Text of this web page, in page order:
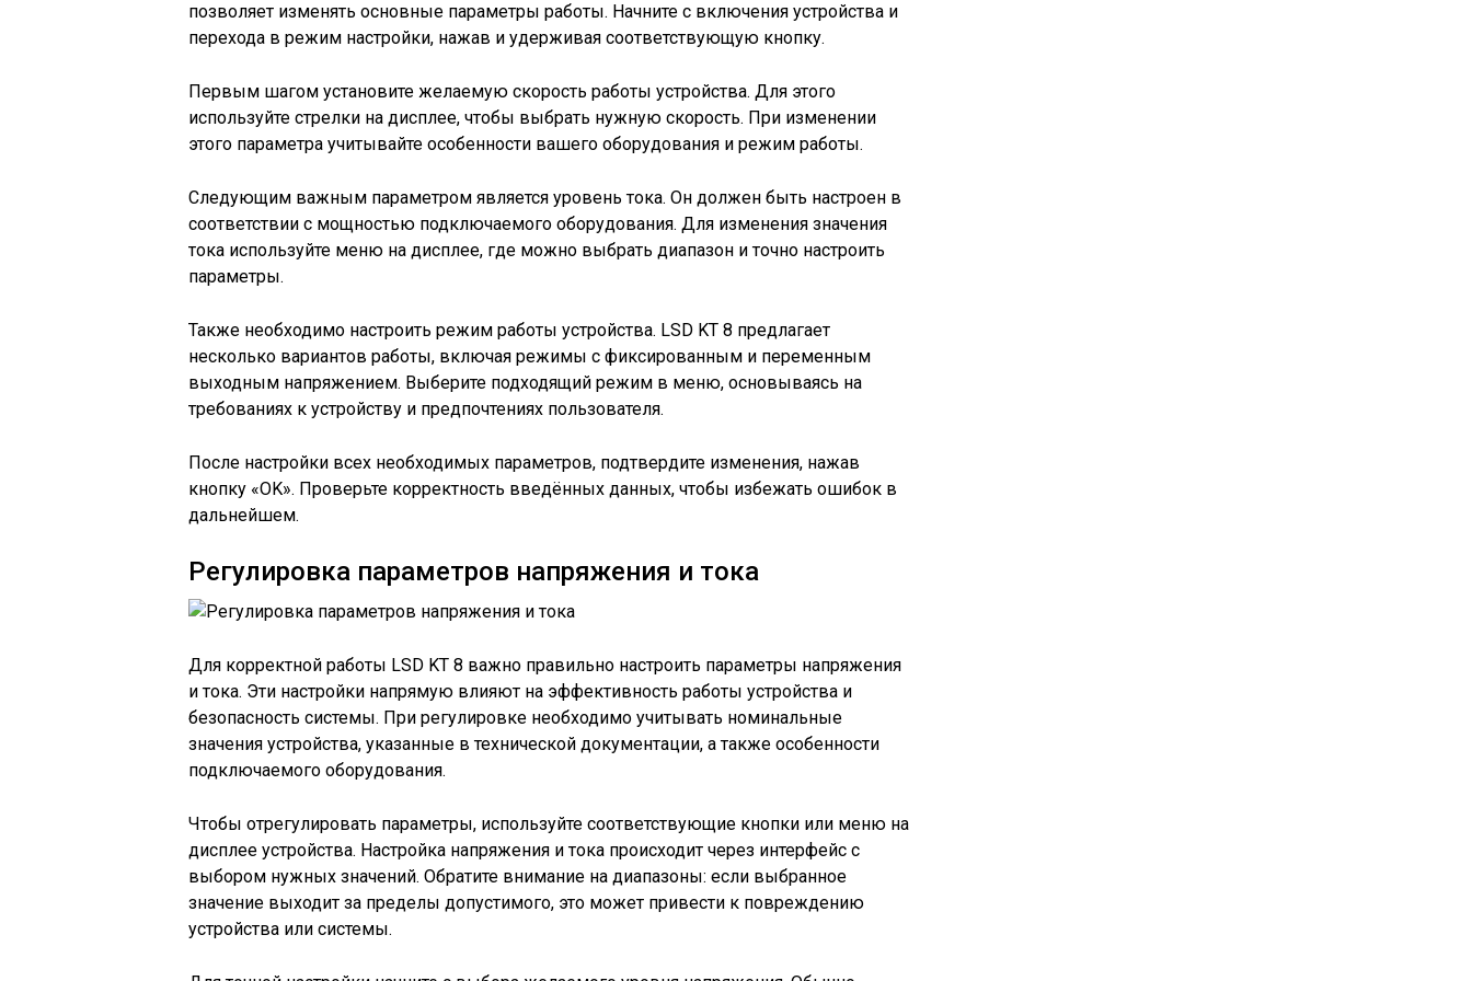
позволяет изменять основные параметры работы. Начните с включения устройства и
перехода в режим настройки, нажав и удерживая соответствующую кнопку.
Первым шагом установите желаемую скорость работы устройства. Для этого
используйте стрелки на дисплее, чтобы выбрать нужную скорость. При изменении
этого параметра учитывайте особенности вашего оборудования и режим работы.
Следующим важным параметром является уровень тока. Он должен быть настроен в
соответствии с мощностью подключаемого оборудования. Для изменения значения
тока используйте меню на дисплее, где можно выбрать диапазон и точно настроить
параметры.
Также необходимо настроить режим работы устройства. LSD KT 8 предлагает
несколько вариантов работы, включая режимы с фиксированным и переменным
выходным напряжением. Выберите подходящий режим в меню, основываясь на
требованиях к устройству и предпочтениях пользователя.
После настройки всех необходимых параметров, подтвердите изменения, нажав
кнопку «OK». Проверьте корректность введённых данных, чтобы избежать ошибок в
дальнейшем.
Регулировка параметров напряжения и тока
Для корректной работы LSD KT 8 важно правильно настроить параметры напряжения
и тока. Эти настройки напрямую влияют на эффективность работы устройства и
безопасность системы. При регулировке необходимо учитывать номинальные
значения устройства, указанные в технической документации, а также особенности
подключаемого оборудования.
Чтобы отрегулировать параметры, используйте соответствующие кнопки или меню на
дисплее устройства. Настройка напряжения и тока происходит через интерфейс с
выбором нужных значений. Обратите внимание на диапазоны: если выбранное
значение выходит за пределы допустимого, это может привести к повреждению
устройства или системы.